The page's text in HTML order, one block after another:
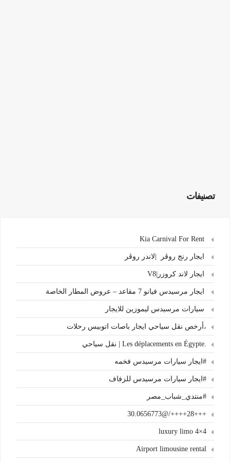
تصنيفات
ايجار رنج روڤر |لاندر روڤر
ايجار لاند كروزر|V8
ايجار مرسيدس فيانو 7 مقاعد – عروض المطار الخاصة
سيارات مرسيدس ليموزين للايجار
،أرخص نقل سياحي ايجار باصات اتوبيس رحلات
.Les déplacements en Égypte | نقل سياحي
#ايجار سيارات مرسيدس فخمه
#ايجار سيارات مرسيدس للزفاف
#منتدي_شباب_مصر
+++28++++/@30.0656773
4×4 luxury limo
Airport limousine rental